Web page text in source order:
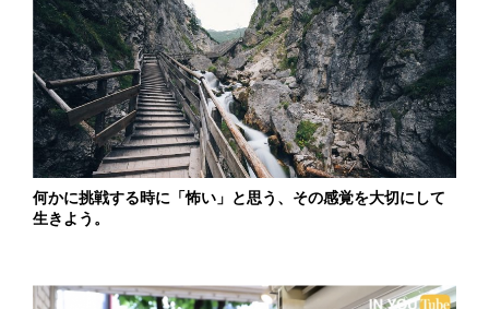
何かに挑戦する時に「怖い」と思う、その感覚を大切にして
生きよう。